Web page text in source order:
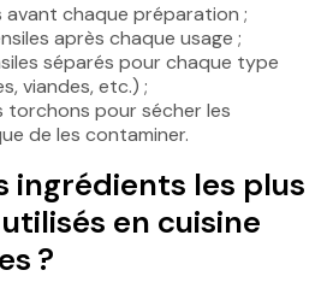
avant chaque préparation ;
après chaque usage ;
séparés pour chaque type
viandes, etc.) ;
torchons pour sécher les
de les contaminer.
ingrédients les plus
en cuisine
?